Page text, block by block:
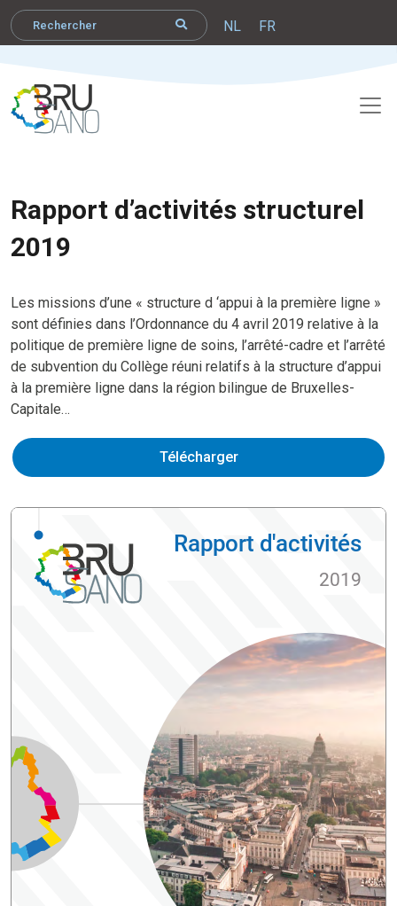
NL FR
Rapport d’activités structurel
2019
Les missions d’une « structure d ‘appui à la première ligne »
sont définies dans l’Ordonnance du 4 avril 2019 relative à la
politique de première ligne de soins, l’arrêté-cadre et l’arrêté
de subvention du Collège réuni relatifs à la structure d’appui
à la première ligne dans la région bilingue de Bruxelles-
Capitale…
Télécharger